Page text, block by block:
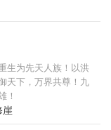
地之力，凌驾众生之
争锋。 当君泽穿越而
要登天门，走蛟化
生为先天人族！以洪
天下，万界共尊！九
！